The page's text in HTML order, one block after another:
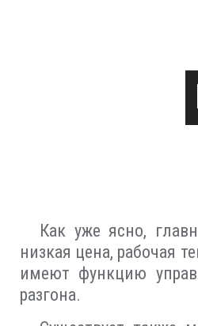
Как уже ясно,
низкая цена, рабочая
имеют функцию
разгона.